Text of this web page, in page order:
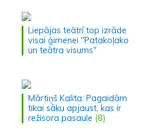
Liepājas teātrī top izrāde
visai ģimenei "Patakoļako
un teātra visums"
Mārtiņš Kalita: Pagaidām
tikai sāku apjaust, kas ir
režisora pasaule (8)